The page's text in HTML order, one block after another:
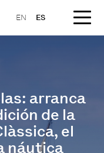
EN ES
arranca
de la
el
náutica